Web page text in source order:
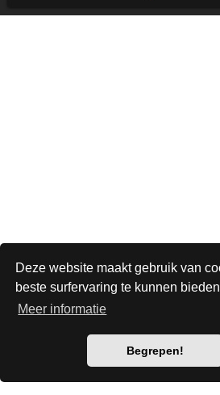
Deze website maakt gebruik van
beste surfervaring te kunnen
Meer informatie
Begrepen!